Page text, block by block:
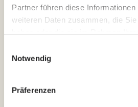
Partner führen diese
weiteren Daten zusammen, die
Notwendig
Präferenzen